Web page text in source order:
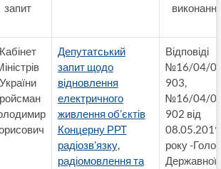
запит
Кабінет
України
Депутатський
запит щодо
відновлення
електричного
живлення об’єктів
Концерну РРТ
радіозв’язку,
радіомовлення та
Відповіді
№16/04/
903,
№16/04/
902 від
08.05.2019
року -
Державної